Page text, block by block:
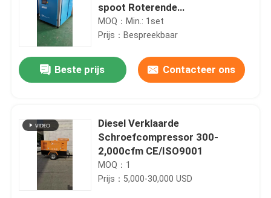
Huis
Producten
spoot Roterende
Schroefcompressor in
MOQ：Min.: 1set
Prijs：Bespreekbaar
Beste prijs Contacteer ons
Diesel Verklaarde
Schroefcompressor 300-
2,000cfm CE/ISO9001
MOQ：1
Prijs：5,000-30,000 USD